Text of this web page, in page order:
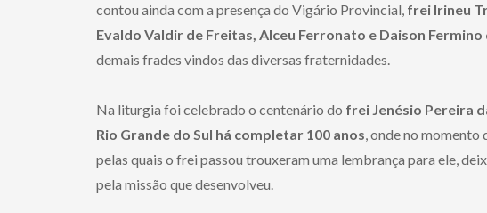
contou ainda com a presença do Vigário Provincial, frei Irineu
Evaldo Valdir de Freitas, Alceu Ferronato e Daison Fermino
demais frades vindos das diversas fraternidades.
Na liturgia foi celebrado o centenário do frei Jenésio Pereira
Rio Grande do Sul há completar 100 anos, onde no momento
pelas quais o frei passou trouxeram uma lembrança para ele,
pela missão que desenvolveu.